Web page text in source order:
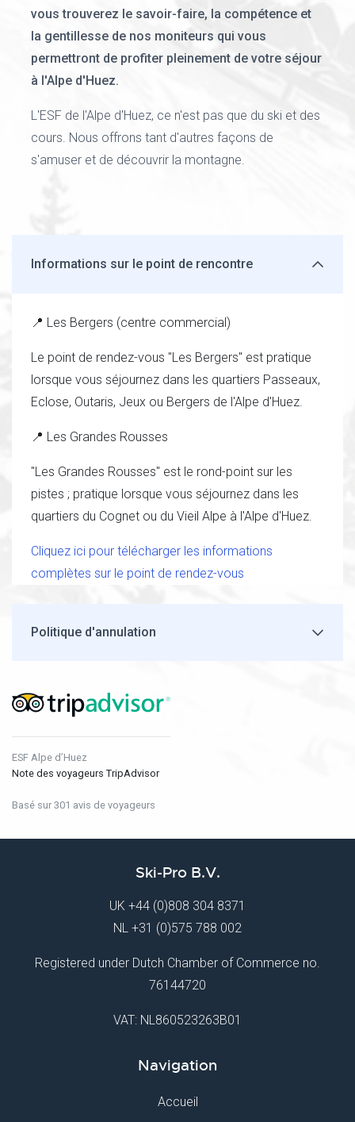
vous trouverez le savoir-faire, la compétence et
la gentillesse de nos moniteurs qui vous
permettront de profiter pleinement de votre séjour
à l'Alpe d'Huez.
L'ESF de l'Alpe d'Huez, ce n'est pas que du ski et des
cours. Nous offrons tant d'autres façons de
s'amuser et de découvrir la montagne.
Informations sur le point de rencontre
📍 Les Bergers (centre commercial)
Le point de rendez-vous "Les Bergers" est pratique
lorsque vous séjournez dans les quartiers Passeaux,
Eclose, Outaris, Jeux ou Bergers de l'Alpe d'Huez.
📍 Les Grandes Rousses
"Les Grandes Rousses" est le rond-point sur les
pistes ; pratique lorsque vous séjournez dans les
quartiers du Cognet ou du Vieil Alpe à l'Alpe d'Huez.
Cliquez ici pour télécharger les informations
complètes sur le point de rendez-vous
Politique d'annulation
ESF Alpe d’Huez
Note des voyageurs TripAdvisor
Basé sur 301 avis de voyageurs
Ski-Pro B.V.
UK +44 (0)808 304 8371
NL +31 (0)575 788 002
Registered under Dutch Chamber of Commerce no.
76144720
VAT: NL860523263B01
Navigation
Accueil